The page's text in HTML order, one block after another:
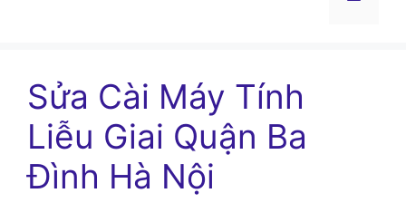
Sửa Cài Máy Tính
Liễu Giai Quận Ba
Đình Hà Nội